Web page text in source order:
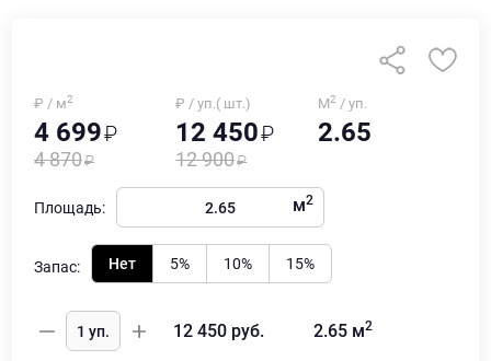
₽ / м2
4 699
4 870
₽ / уп.( шт.)
12 450
12 900
М2 / уп.
2.65
Площадь: м2
Запас: Нет 5% 10% 15%
12 450 руб. 2.65м2